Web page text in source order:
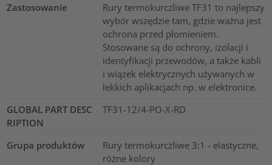
Zastosowanie
Rury termokurczliwe TF31 to najlepszy
wybór wszędzie tam, gdzie ważna jest
ochrona przed płomieniem.
Stosowane są do ochrony, izolacji i
identyfikacji przewodów, a także kabli
i wiązek elektrycznych używanych w
lekkich aplikacjach np. w elektronice.
GLOBAL PART DESC
RIPTION
TF31-12/4-PO-X-RD
Grupa produktów
Rury termokurczliwe 3:1 - elastyczne,
różne kolory